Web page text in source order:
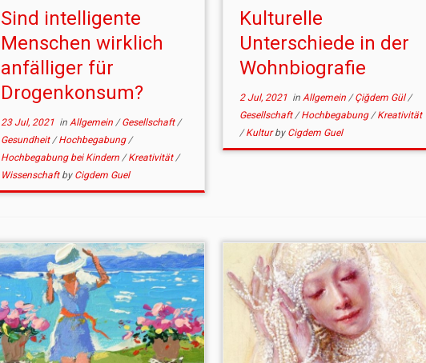
Sind intelligente
Menschen wirklich
anfälliger für
Drogenkonsum?
23 Jul, 2021 inAllgemein/Gesellschaft/
Gesundheit/Hochbegabung/
Hochbegabung bei Kindern/Kreativität/
Wissenschaft by Cigdem Guel
welche Unterschiede mir bisher
aufgefallen sind und welche
typischen Möbel oder […]
Kulturelle
Unterschiede in der
Wohnbiografie
2 Jul, 2021in Allgemein /Çiğdem Gül/
Gesellschaft/Hochbegabung/Kreativität
/Kulturby Cigdem Guel